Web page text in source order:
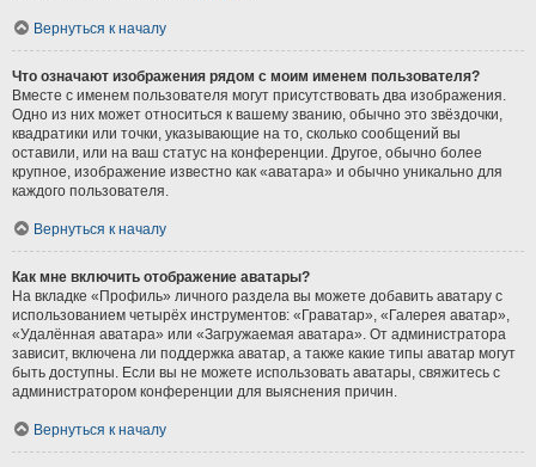
Вернуться к началу
Что означают изображения рядом с моим именем пользователя?
Вместе с именем пользователя могут присутствовать два изображения.
Одно из них может относиться к вашему званию, обычно это звёздочки,
квадратики или точки, указывающие на то, сколько сообщений вы
оставили, или на ваш статус на конференции. Другое, обычно более
крупное, изображение известно как «аватара» и обычно уникально для
каждого пользователя.
Вернуться к началу
Как мне включить отображение аватары?
На вкладке «Профиль» личного раздела вы можете добавить аватару с
использованием четырёх инструментов: «Граватар», «Галерея аватар»,
«Удалённая аватара» или «Загружаемая аватара». От администратора
зависит, включена ли поддержка аватар, а также какие типы аватар могут
быть доступны. Если вы не можете использовать аватары, свяжитесь с
администратором конференции для выяснения причин.
Вернуться к началу